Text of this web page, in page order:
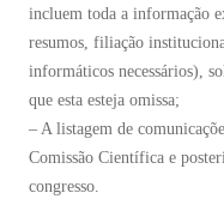
incluem toda a informação
resumos, filiação
informáticos necessários),
que esta esteja omissa;
– A listagem de
Comissão Científica e
congresso.